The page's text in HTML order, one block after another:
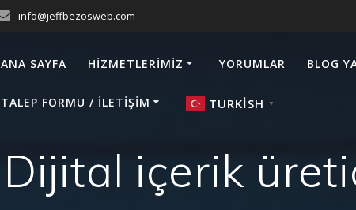
info@jeffbezosweb.com
ANA SAYFA HIZMETLERIMIZ YORUMLAR BLOG
TALEP FORMU / İLETIŞIM TURKISH ▼
Dijital içerik